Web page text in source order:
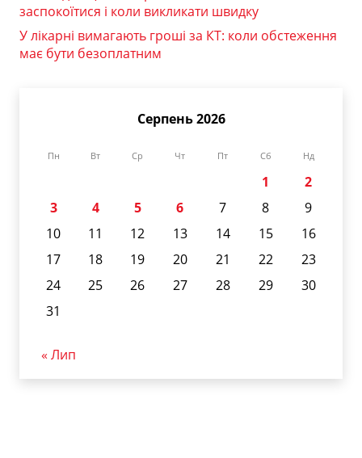
заспокоїтися і коли викликати швидку
У лікарні вимагають гроші за КТ: коли обстеження
має бути безоплатним
Серпень 2026
Пн Вт Ср Чт Пт Сб Нд
1
2
3
4 5 6 7 8
9
10
11 12 13 14 15
16
17
18 19 20 21 22
23
24
25 26 27 28 29
30
31
« Лип